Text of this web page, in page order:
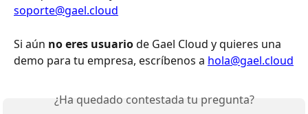
soporte@gael.cloud
Si aún no eres usuario de Gael Cloud y quieres una
demo para tu empresa, escríbenos a hola@gael.cloud
¿Ha quedado contestada tu pregunta?